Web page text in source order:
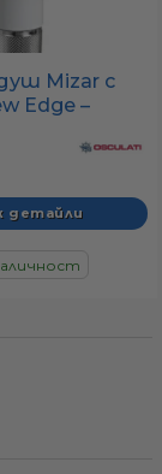
Mizar с
Edge –
UV-устойчив
мм
детайли